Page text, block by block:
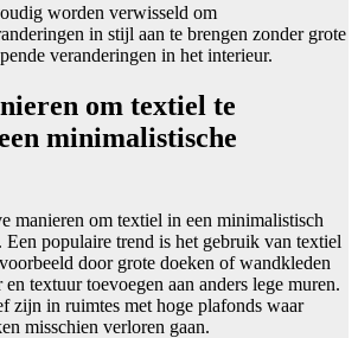
worden verwisseld om
in stijl aan te brengen zonder grote
veranderingen in het interieur.
om textiel te
minimalistische
manieren om textiel in een minimalistisch
Een populaire trend is het gebruik van textiel
door grote doeken of wandkleden
textuur toevoegen aan anders lege muren.
zijn in ruimtes met hoge plafonds waar
misschien verloren gaan.